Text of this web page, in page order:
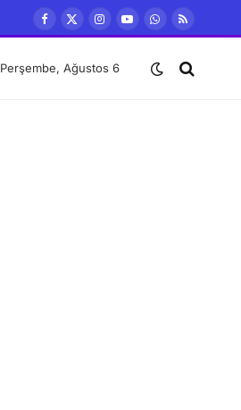
Facebook
X
Instagram
YouTubeWhatsApp
RSS
Perşembe, Ağustos 6